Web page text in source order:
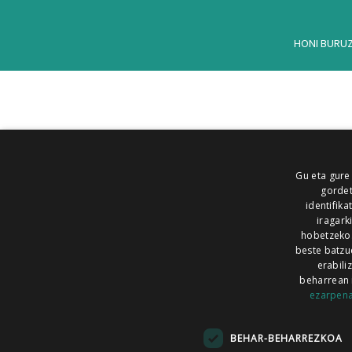
HONI BURUZ
ALEA
MAILOPE NOAUA
Gu eta
hobetzeko.
beste
beharrean
BEHAR-BEHARREZKOA